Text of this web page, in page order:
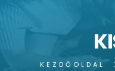
KEZDŐOLDAL